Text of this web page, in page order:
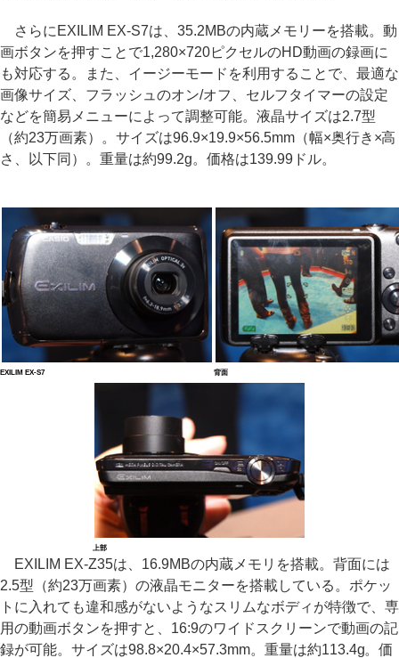
さらにEXILIM EX-S7は、35.2MBの内蔵メモリーを搭載。動
画ボタンを押すことで1,280×720ピクセルのHD動画の録画に
も対応する。また、イージーモードを利用することで、最適な
画像サイズ、フラッシュのオン/オフ、セルフタイマーの設定
などを簡易メニューによって調整可能。液晶サイズは2.7型
（約23万画素）。サイズは96.9×19.9×56.5mm（幅×奥行き×高
さ、以下同）。重量は約99.2g。価格は139.99ドル。
EXILIM EX-S7 背面
上部
EXILIM EX-Z35は、16.9MBの内蔵メモリを搭載。背面には
2.5型（約23万画素）の液晶モニターを搭載している。ポケッ
トに入れても違和感がないようなスリムなボディが特徴で、専
用の動画ボタンを押すと、16:9のワイドスクリーンで動画の記
録が可能。サイズは98.8×20.4×57.3mm。重量は約113.4g。価